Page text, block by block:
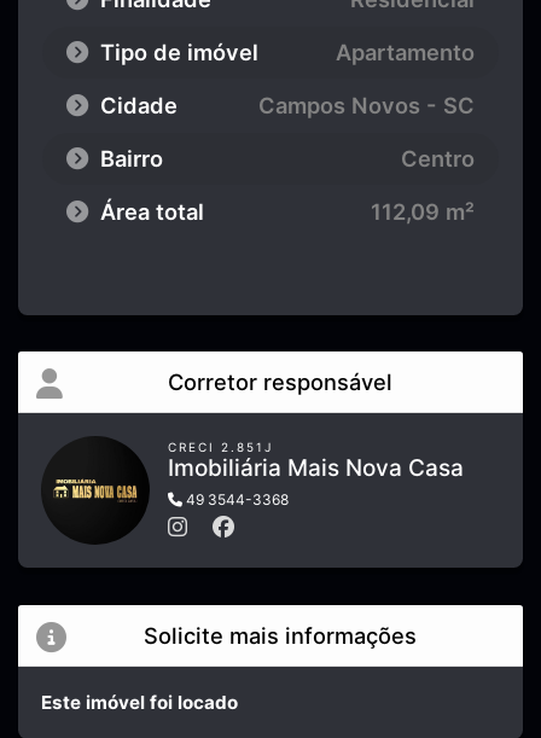
Tipo de imóvel
Apartamento
Cidade
Campos Novos - SC
Bairro
Centro
Área total
112,09 m²
Corretor responsável
CRECI 2.851J
Imobiliária Mais Nova Casa
49 3544-3368
Solicite mais informações
Este imóvel foi locado